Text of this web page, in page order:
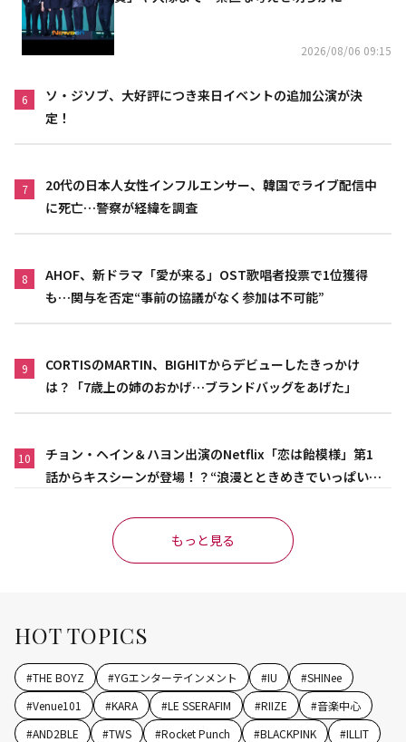
2026/08/06 09:15
6
ソ・ジソブ、大好評につき来日イベントの追加公演が決
定！
7
20代の日本人女性インフルエンサー、韓国でライブ配信中
に死亡…警察が経緯を調査
8
AHOF、新ドラマ「愛が来る」OST歌唱者投票で1位獲得
も…関与を否定“事前の協議がなく参加は不可能”
9
CORTISのMARTIN、BIGHITからデビューしたきっかけ
は？「7歳上の姉のおかげ…ブランドバッグをあげた」
10
チョン・ヘイン＆ハヨン出演のNetflix「恋は飴模様」第1
話からキスシーンが登場！？“浪漫とときめきでいっぱいの
もっと見る
HOT TOPICS
#THE BOYZ #YGエンターテインメント #IU #SHINee
#Venue101 #KARA #LE SSERAFIM #RIIZE #音楽中心
#AND2BLE #TWS #Rocket Punch #BLACKPINK #ILLIT